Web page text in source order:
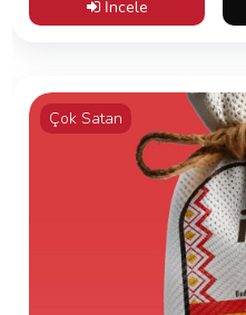
İncele
Çok Satan